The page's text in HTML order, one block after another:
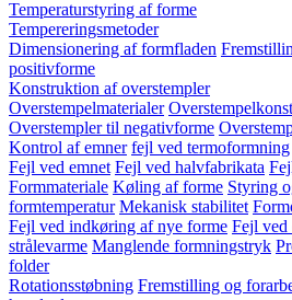
Temperaturstyring af forme
Tempereringsmetoder
Dimensionering af formfladen
positivforme
Konstruktion af overstempler
Overstempelmaterialer
Overstempler til negativforme
Kontrol af emner fejl ved termoformning
Fejl ved emnet Fejl ved halvfabrikata
Formmateriale Køling af forme Styring
formtemperatur Mekanisk stabilitet
Fejl ved indkøring af nye forme Fejl ved
strålevarme Manglende formningstryk
folder
Rotationsstøbning Fremstilling og